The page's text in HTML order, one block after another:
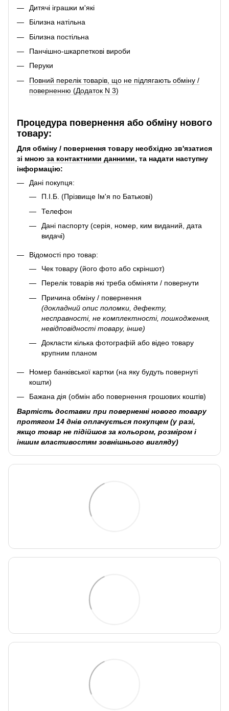
Дитячі іграшки м'які
Білизна натільна
Білизна постільна
Панчішно-шкарпеткові вироби
Перуки
Повний перелік товарів, що не підлягають обміну /
поверненню (Додаток N 3)
Процедура повернення або обміну нового
товару:
Для обміну / повернення товару необхідно зв'язатися
зі мною за контактними данними, та надати наступну
інформацію:
Дані покупця:
П.І.Б. (Прізвище Ім'я по Батькові)
Телефон
Дані паспорту (серія, номер, ким виданий, дата
видачі)
Відомості про товар:
Чек товару (його фото або скріншот)
Перелік товарів які треба обміняти / повернути
Причина обміну / повернення
(докладний опис поломки, дефекту,
несправності, не комплектності, пошкодження,
невідповідності товару, інше)
Докласти кілька фотографій або відео товару
крупним планом
Номер банківської картки (на яку будуть повернуті
кошти)
Бажана дія (обмін або повернення грошових коштів)
Вартість доставки при поверненні нового товару
протягом 14 днів оплачується покупцем (у разі,
якщо товар не підійшов за кольором, розміром і
іншим властивостям зовнішнього вигляду)